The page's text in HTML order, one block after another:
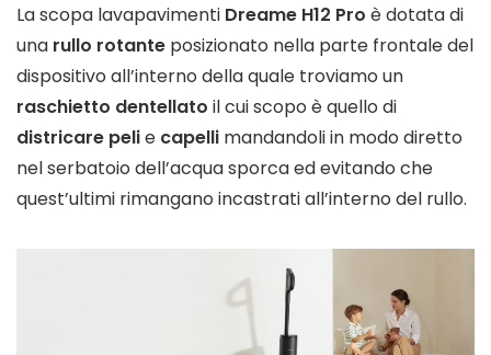
La scopa lavapavimenti Dreame H12 Pro è dotata di
una rullo rotante posizionato nella parte frontale del
dispositivo all’interno della quale troviamo un
raschietto dentellato il cui scopo è quello di
districare pelie capelli mandandoli in modo diretto
nel serbatoio dell’acqua sporca ed evitando che
quest’ultimi rimangano incastrati all’interno del rullo.